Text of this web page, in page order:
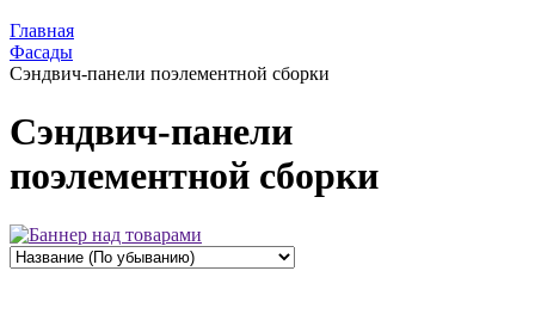
Главная
Фасады
Сэндвич-панели поэлементной сборки
Сэндвич-панели
поэлементной сборки